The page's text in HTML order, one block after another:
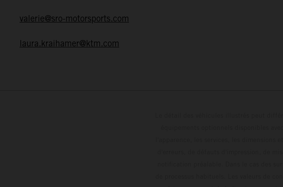
valerie@sro-motorsports.com
laura.kraihamer@ktm.com